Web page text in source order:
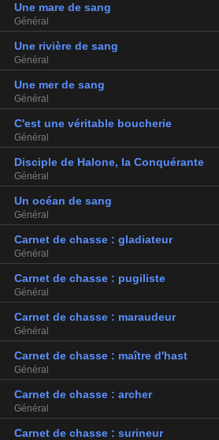
Une mare de sang
Général
Une rivière de sang
Général
Une mer de sang
Général
C'est une véritable boucherie
Général
Disciple de Halone, la Conquérante
Général
Un océan de sang
Général
Carnet de chasse : gladiateur
Général
Carnet de chasse : pugiliste
Général
Carnet de chasse : maraudeur
Général
Carnet de chasse : maître d'hast
Général
Carnet de chasse : archer
Général
Carnet de chasse : surineur